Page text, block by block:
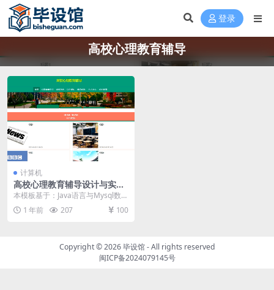
登录
高校心理教育辅导
计算机
高校心理教育辅导设计与实现
毕设模板 毕业设计模板及毕业
论文与开题报告
本模板基于：Java语言与Mysql数据
库开发 学生功能模块的实现 学生进
入本系...
1 年前 207 100
Copyright © 2026毕设馆- All rights reserved
闽ICP备2024079145号